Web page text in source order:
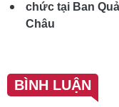
chức tại Ban
Châu
BÌNH LUẬN